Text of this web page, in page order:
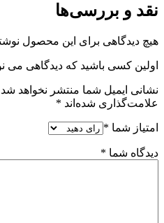
نقد و بررسی‌ها
هیچ دیدگاهی برای این محصول
اولین کسی باشید که دیدگاهی می
نشانی ایمیل شما منتشر نخواهد
علامت‌گذاری شده‌اند *
امتیاز شما *
دیدگاه شما *